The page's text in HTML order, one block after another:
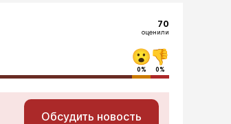
70
оценили
0% 0%
Обсудить новость